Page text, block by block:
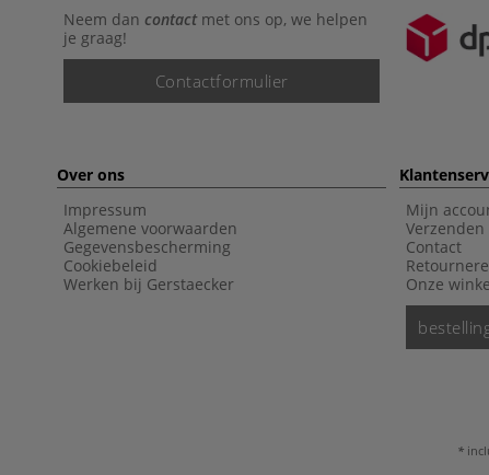
Neem dan contactmet ons op, we helpen
je graag!
Contactformulier
Over ons
Impressum
Algemene voorwaarden
Gegevensbescherming
Cookiebeleid
Werken bij Gerstaecker
Mijn
Contact
Onze